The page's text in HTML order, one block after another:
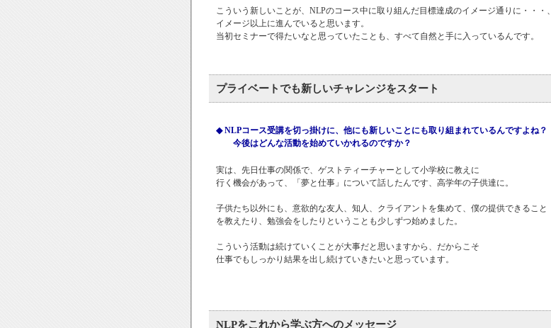
こういう新しいことが、NLPのコース中に取り組んだ目標達成のイメージ通りに・・・、
イメージ以上に進んでいると思います。
当初セミナーで得たいなと思っていたことも、すべて自然と手に入っているんです。
プライベートでも新しいチャレンジをスタート
◆ NLPコース受講を切っ掛けに、他にも新しいことにも取り組まれているんですよね？
今後はどんな活動を始めていかれるのですか？
実は、先日仕事の関係で、ゲストティーチャーとして小学校に教えに
行く機会があって、「夢と仕事」について話したんです、高学年の子供達に。
子供たち以外にも、意欲的な友人、知人、クライアントを集めて、僕の提供できること
を教えたり、勉強会をしたりということも少しずつ始めました。
こういう活動は続けていくことが大事だと思いますから、だからこそ
仕事でもしっかり結果を出し続けていきたいと思っています。
NLPをこれから学ぶ方へのメッセージ